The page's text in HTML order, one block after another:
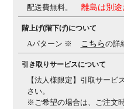
変更点
張地：モール糸
光沢で透明感が
オレンジレッド
ック 2024年5月
次)
・スタンダード
リーン購入法適
配送費無料。 離島は別途
階上げ(階下げ)について
Aパターン ※ こちらの詳
引き取りサービスについて
【法人様限定】引取サービ
さい。
※ご希望の場合は、ご注文